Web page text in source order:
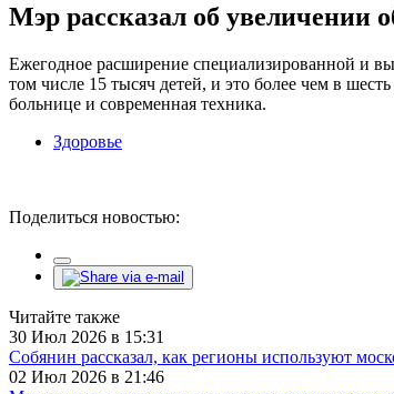
Мэр рассказал об увеличении
Ежегодное расширение специализированной и
том числе 15 тысяч детей, и это более чем в
больнице и современная техника.
Здоровье
Поделиться новостью:
Читайте также
30 Июл 2026 в 15:31
Собянин рассказал, как регионы используют
02 Июл 2026 в 21:46